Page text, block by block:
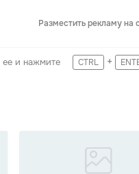
Разместить рекламу на
ее и нажмите CTRL +